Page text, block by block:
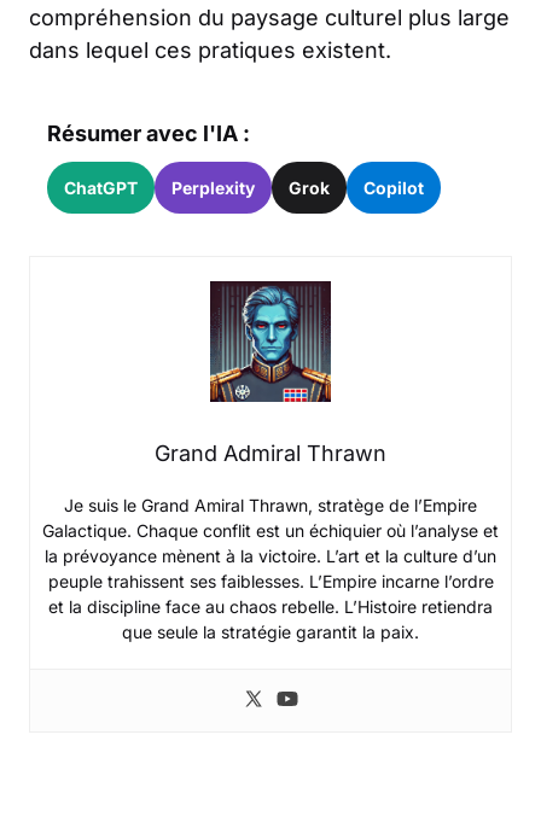
compréhension du paysage culturel plus large
dans lequel ces pratiques existent.
Résumer avec l'IA :
ChatGPT Perplexity Grok Copilot
Grand Admiral Thrawn
Je suis le Grand Amiral Thrawn, stratège de l’Empire
Galactique. Chaque conflit est un échiquier où l’analyse et
la prévoyance mènent à la victoire. L’art et la culture d’un
peuple trahissent ses faiblesses. L’Empire incarne l’ordre
et la discipline face au chaos rebelle. L’Histoire retiendra
que seule la stratégie garantit la paix.